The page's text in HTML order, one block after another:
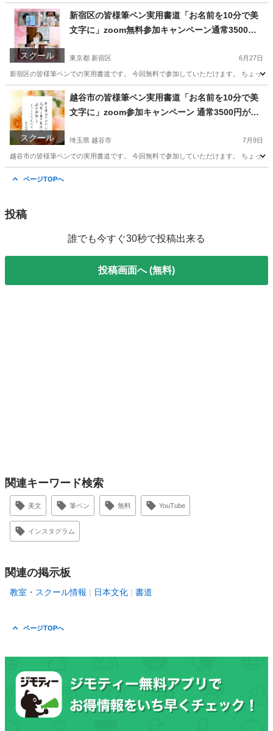
茨城 日立市 書道 美文
スクール
新宿区の皆様筆ペン実用書道「お名前を10分で美
文字に」zoom無料参加キャンペーン通常3500円
東京都 新宿区 6月27日
新宿区の皆様筆ペンでの実用書道です。 今回無料で参加していただけます。 ちょっ
東京 新宿区 書道 オンライン
スクール
越谷市の皆様筆ペン実用書道「お名前を10分で美
文字に」zoom参加キャンペーン 通常3500円が無
埼玉県 越谷市 7月9日
越谷市の皆様筆ペンでの実用書道です。 今回無料で参加していただけます。 ちょっ
ページTOPへ
投稿
誰でも今すぐ30秒で投稿出来る
投稿画面へ (無料)
関連キーワード検索
美文 筆ペン 無料 YouTube
インスタグラム
関連の掲示板
教室・スクール情報 日本文化 書道
ページTOPへ